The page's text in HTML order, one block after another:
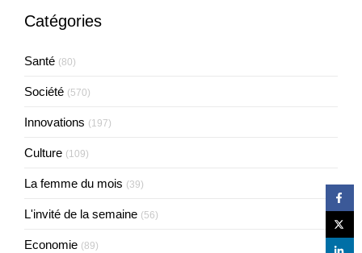
Catégories
Santé (80)
Société (570)
Innovations (197)
Culture (109)
La femme du mois (39)
L'invité de la semaine (56)
Economie (89)